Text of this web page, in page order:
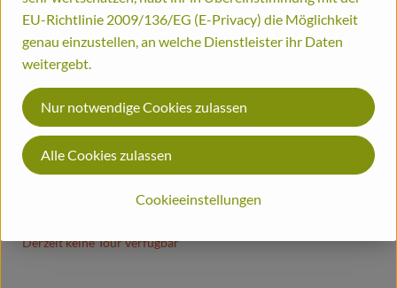
Bestellinformationen
Biohof
, Preis:
ca. 65,68 €/ Pkg
Rinder Tafelspitz ca. 1,8 kg
, Referenzpreis:
Bestellung für diese Tour
Derzeit keine Tour verfügbar
Produkt zum Warenkorb hinzufügen
EU-Richtlinie 2009/136/EG (E-Privacy) die Möglichkeit
genau einzustellen, an welche Dienstleister ihr Daten
weitergebt.
Cookieeinstellungen
Nur notwendige Cookies zulassen
Alle Cookies zulassen